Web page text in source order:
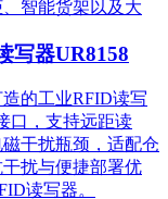
智能货架以及大
写器UR8158
的工业RFID读写
口，支持远距读
干扰瓶颈，适配仓
扰与便捷部署优
读写器。